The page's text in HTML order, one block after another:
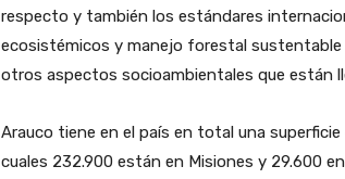
respecto y también los estándares
ecosistémicos y manejo forestal sustentable
otros aspectos socioambientales que están
Arauco tiene en el país en total una
cuales 232.900 están en Misiones y 29.600